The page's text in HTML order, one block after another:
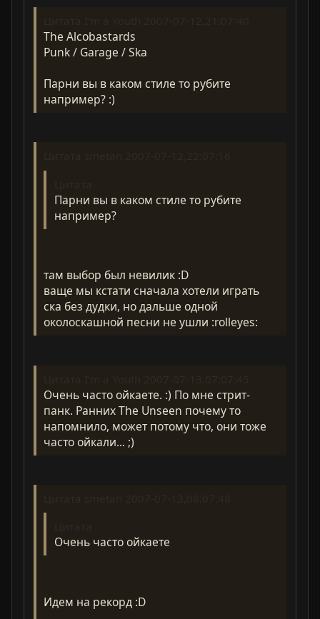
The Alcobastards
Punk / Garage / Ska
Парни вы в каком стиле то рубите
например? :)
Парни вы в каком стиле то рубите
например?
там выбор был невилик :D
ваще мы кстати сначала хотели играть
ска без дудки, но дальше одной
околоскашной песни не ушли :rolleyes:
Очень часто ойкаете. :) По мне стрит-
панк. Ранних The Unseen почему то
напомнило, может потому что, они тоже
часто ойкали... ;)
Очень часто ойкаете
Идем на рекорд :D